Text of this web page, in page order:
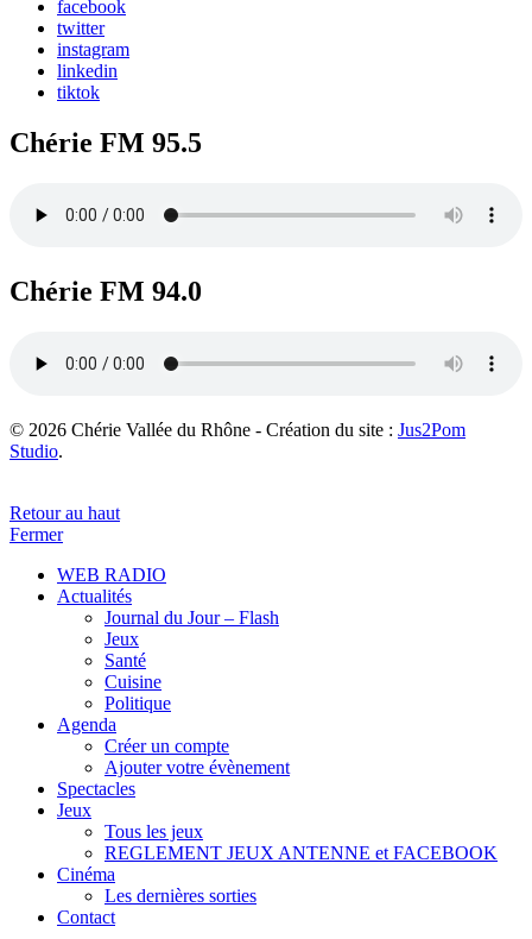
facebook
twitter
instagram
linkedin
tiktok
Chérie FM 95.5
Chérie FM 94.0
© 2026 Chérie Vallée du Rhône - Création du site : Jus2Pom
Studio.
Retour au haut
Fermer
WEB RADIO
Actualités
Journal du Jour – Flash
Jeux
Santé
Cuisine
Politique
Agenda
Créer un compte
Ajouter votre évènement
Spectacles
Jeux
Tous les jeux
REGLEMENT JEUX ANTENNE et FACEBOOK
Cinéma
Les dernières sorties
Contact